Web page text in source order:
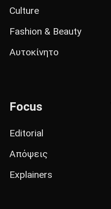
Culture
Fashion & Beauty
Αυτοκίνητο
Focus
Editorial
Απόψεις
Explainers